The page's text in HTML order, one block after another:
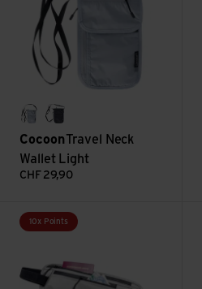
star greyphantom black
CocoonTravel Neck
Wallet Light
CHF 29,90
10x Points
Voir Secret Waist Wallet Silk